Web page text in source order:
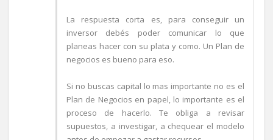
La respuesta corta es, para conseguir un
inversor debés poder comunicar lo que
planeas hacer con su plata y como. Un Plan de
negocios es bueno para eso.
Si no buscas capital lo mas importante no es el
Plan de Negocios en papel, lo importante es el
proceso de hacerlo. Te obliga a revisar
supuestos, a investigar, a chequear el modelo